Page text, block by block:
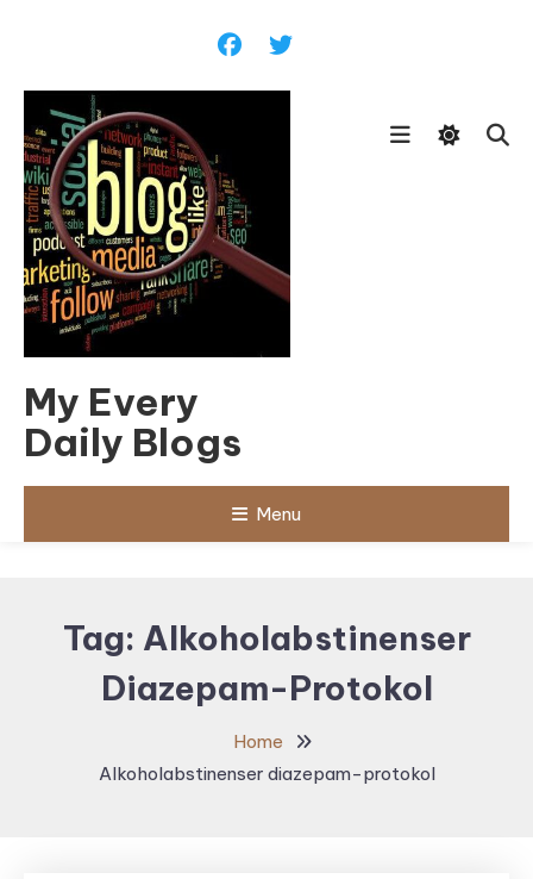
My Every
Daily Blogs
Menu
Tag: Alkoholabstinenser
Diazepam-Protokol
Home
Alkoholabstinenser diazepam-protokol